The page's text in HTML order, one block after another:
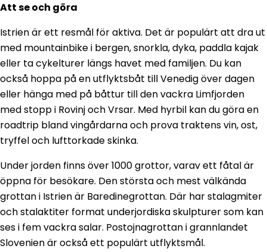
Att se och göra
Istrien är ett resmål för aktiva. Det är populärt att dra ut
med mountainbike i bergen, snorkla, dyka, paddla kajak
eller ta cykelturer längs havet med familjen. Du kan
också hoppa på en utflyktsbåt till Venedig över dagen
eller hänga med på båttur till den vackra Limfjorden
med stopp i Rovinj och Vrsar. Med hyrbil kan du göra en
roadtrip bland vingårdarna och prova traktens vin, ost,
tryffel och lufttorkade skinka.
Under jorden finns över 1000 grottor, varav ett fåtal är
öppna för besökare. Den största och mest välkända
grottan i Istrien är Baredinegrottan. Där har stalagmiter
och stalaktiter format underjordiska skulpturer som kan
ses i fem vackra salar. Postojnagrottan i grannlandet
Slovenien är också ett populärt utflyktsmål.